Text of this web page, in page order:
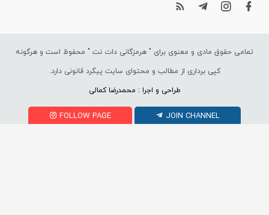
تمامی حقوق مادی و معنوی برای " هرمزگانی دات نت " محفوظ است و هرگونه
کپی برداری از مطالب و محتوای سایت پیگرد قانونی دارد.
طراحی و اجرا : محمدرضا کمالی
FOLLOW PAGE JOIN CHANNEL